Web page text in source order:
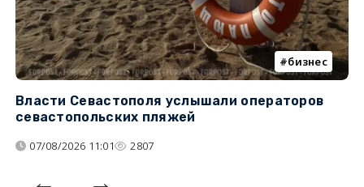
бизнес
Власти Севастополя услышали операторов
севастопольских пляжей
07/08/2026 11:01 2807